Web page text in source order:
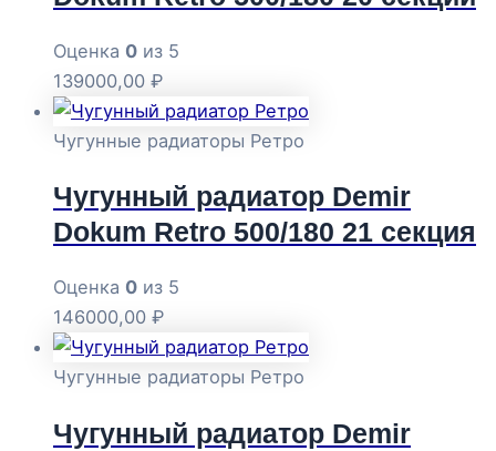
Оценка 0 из 5
139000,00 ₽
Чугунные радиаторы Ретро
Чугунный радиатор Demir
Dokum Retro 500/180 21 секция
Оценка 0 из 5
146000,00 ₽
Чугунные радиаторы Ретро
Чугунный радиатор Demir